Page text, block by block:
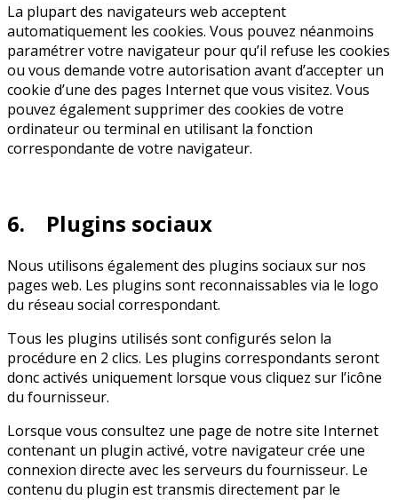
La plupart des navigateurs web acceptent
automatiquement les cookies. Vous pouvez néanmoins
paramétrer votre navigateur pour qu’il refuse les cookies
ou vous demande votre autorisation avant d’accepter un
cookie d’une des pages Internet que vous visitez. Vous
pouvez également supprimer des cookies de votre
ordinateur ou terminal en utilisant la fonction
correspondante de votre navigateur.
6. Plugins sociaux
Nous utilisons également des plugins sociaux sur nos
pages web. Les plugins sont reconnaissables via le logo
du réseau social correspondant.
Tous les plugins utilisés sont configurés selon la
procédure en 2 clics. Les plugins correspondants seront
donc activés uniquement lorsque vous cliquez sur l’icône
du fournisseur.
Lorsque vous consultez une page de notre site Internet
contenant un plugin activé, votre navigateur crée une
connexion directe avec les serveurs du fournisseur. Le
contenu du plugin est transmis directement par le